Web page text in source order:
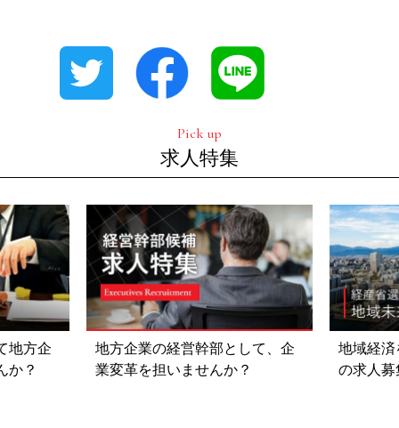
ソーシャルメディアへシェアする
求人特集
Pick up
地方企
か？
地方企業の経営幹部として、企
業変革を担いませんか？
地域経済
の求人募